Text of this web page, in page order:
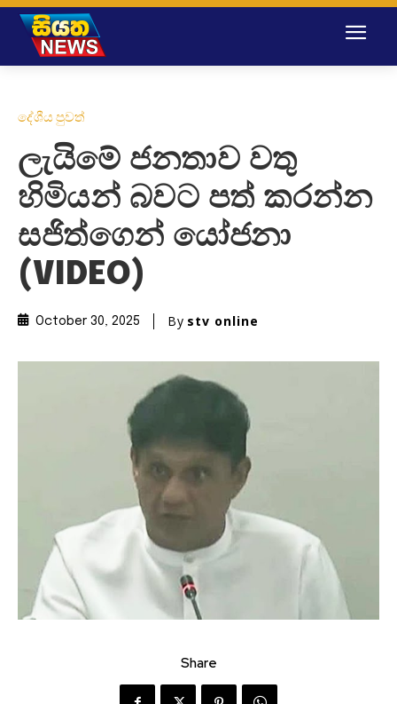
දේශීය පුවත්
ලැයිමේ ජනතාව වතු
හිමියන් බවට පත් කරන්න
සජිත්ගෙන් යෝජනා
(VIDEO)
October 30, 2025 By stv online
Share